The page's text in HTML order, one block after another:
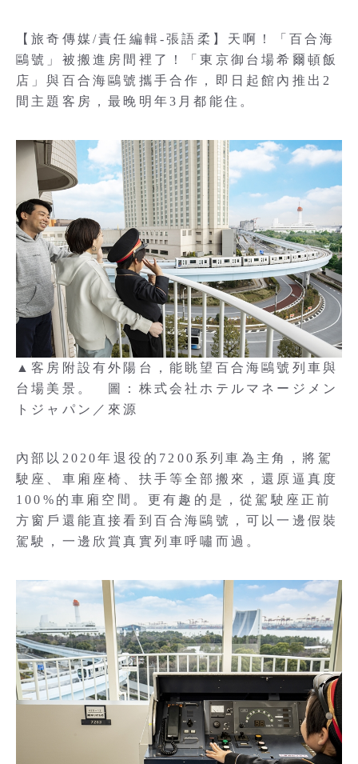
【旅奇傳媒/責任編輯-張語柔】天啊！「百合海
鷗號」被搬進房間裡了！「東京御台場希爾頓飯
店」與百合海鷗號攜手合作，即日起館內推出2
間主題客房，最晚明年3月都能住。
▲客房附設有外陽台，能眺望百合海鷗號列車與
台場美景。 圖：株式会社ホテルマネージメン
トジャパン／來源
內部以2020年退役的7200系列車為主角，將駕
駛座、車廂座椅、扶手等全部搬來，還原逼真度
100%的車廂空間。更有趣的是，從駕駛座正前
方窗戶還能直接看到百合海鷗號，可以一邊假裝
駕駛，一邊欣賞真實列車呼嘯而過。